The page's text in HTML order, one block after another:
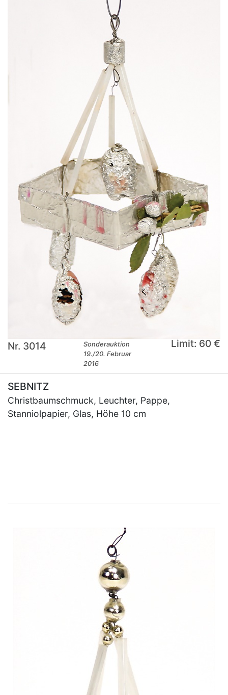
Nr. 3014
Sonderauktion
19./20. Februar
2016
Limit: 60 €
SEBNITZ
Christbaumschmuck, Leuchter, Pappe,
Stanniolpapier, Glas, Höhe 10 cm